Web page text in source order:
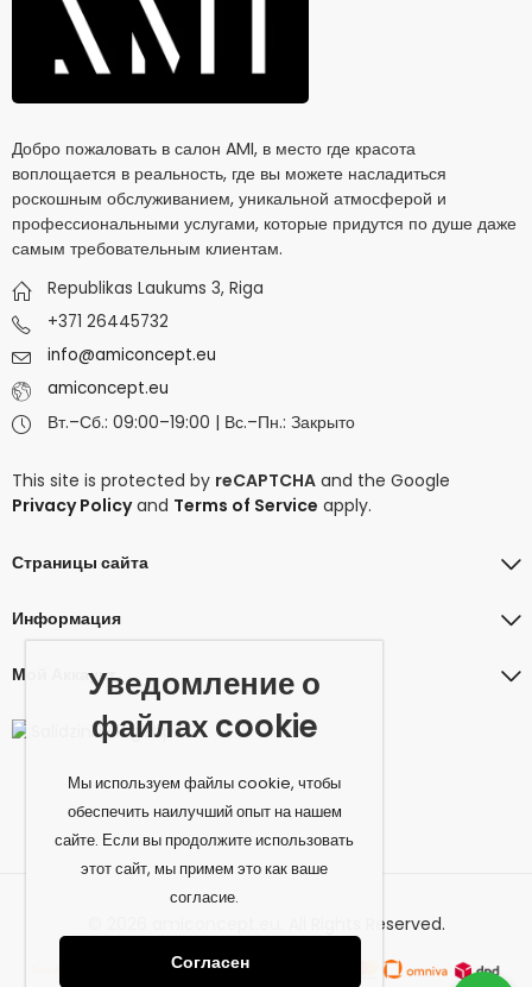
Добро пожаловать в салон AMI, в место где красота
воплощается в реальность, где вы можете насладиться
роскошным обслуживанием, уникальной атмосферой и
профессиональными услугами, которые придутся по душе даже
самым требовательным клиентам.
Republikas Laukums 3, Riga
+371 26445732
info@amiconcept.eu
amiconcept.eu
Вт.–Сб.: 09:00–19:00 | Вс.–Пн.: Закрыто
This site is protected by reCAPTCHA and the Google
Privacy Policyand Terms of Service apply.
Страницы сайта
Информация
Мой Аккаунт
© 2026 amiconcept.eu. All Rights Reserved.
Уведомление о
файлах cookie
Мы используем файлы cookie, чтобы
обеспечить наилучший опыт на нашем
сайте. Если вы продолжите использовать
этот сайт, мы примем это как ваше
согласие.
Согласен